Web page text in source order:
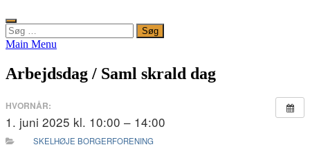
Søg
efter:
Main Menu
Arbejdsdag / Saml skrald dag
HVORNÅR:
1. juni 2025 kl. 10:00 – 14:00
SKELHØJE BORGERFORENING